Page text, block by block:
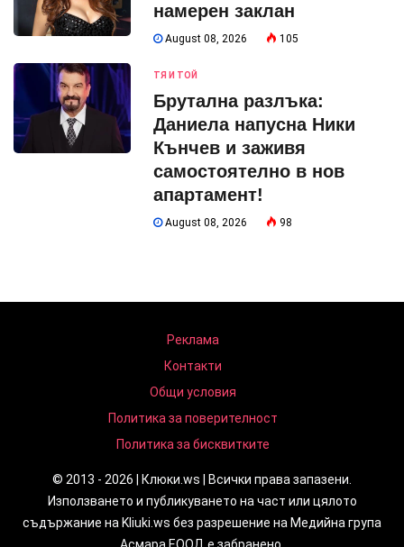
намерен заклан
August 08, 2026 105
ТЯ И ТОЙ
Брутална разлъка:
Даниела напусна Ники
Кънчев и заживя
самостоятелно в нов
апартамент!
August 08, 2026 98
Реклама
Контакти
Общи условия
Политика за поверителност
Политика за бисквитките
© 2013 - 2026 | Клюки.ws | Всички права запазени.
Използването и публикуването на част или цялото
съдържание на Kliuki.ws без разрешение на Медийна група